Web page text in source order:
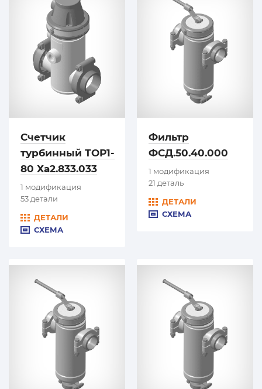
Счетчик
турбинный ТОР1-
80 Ха2.833.033
1 модификация
53 детали
ДЕТАЛИ
СХЕМА
Фильтр
ФСД.50.40.000
1 модификация
21 деталь
ДЕТАЛИ
СХЕМА